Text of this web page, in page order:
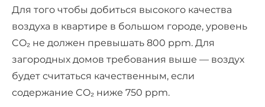
Для того чтобы добиться высокого качества
воздуха в квартире в большом городе, уровень
CO₂ не должен превышать 800 ppm. Для
загородных домов требования выше — воздух
будет считаться качественным, если
содержание CO₂ ниже 750 ppm.